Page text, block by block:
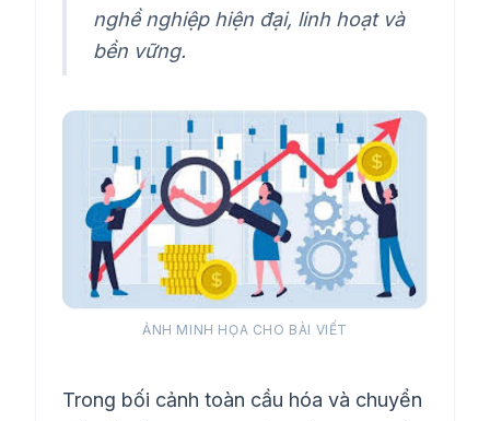
nghề nghiệp hiện đại, linh hoạt và
bền vững.
ẢNH MINH HỌA CHO BÀI VIẾT
Trong bối cảnh toàn cầu hóa và chuyển